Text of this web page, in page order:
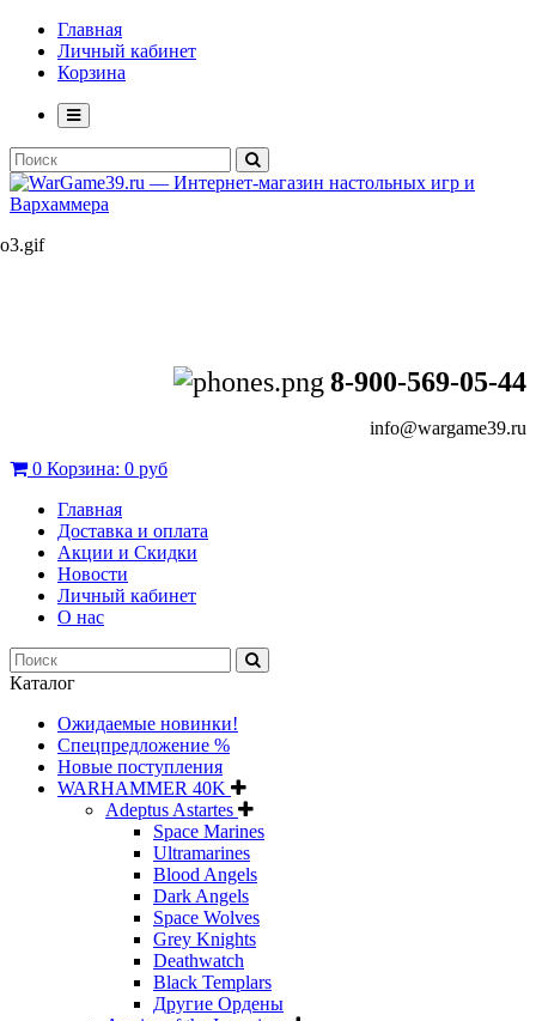
Главная
Личный кабинет
Корзина
8-900-569-05-44
info@wargame39.ru
0 Корзина: 0 руб
Главная
Доставка и оплата
Акции и Скидки
Новости
Личный кабинет
О нас
Каталог
Ожидаемые новинки!
Спецпредложение %
Новые поступления
WARHAMMER 40K
Adeptus Astartes
Space Marines
Ultramarines
Blood Angels
Dark Angels
Space Wolves
Grey Knights
Deathwatch
Black Templars
Другие Ордены